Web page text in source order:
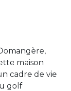
maison
cadre de vie
golf